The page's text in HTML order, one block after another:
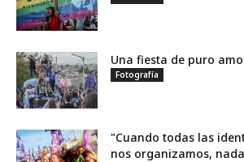
Una fiesta de puro
Fotografía
"Cuando todas las
nos organizamos,